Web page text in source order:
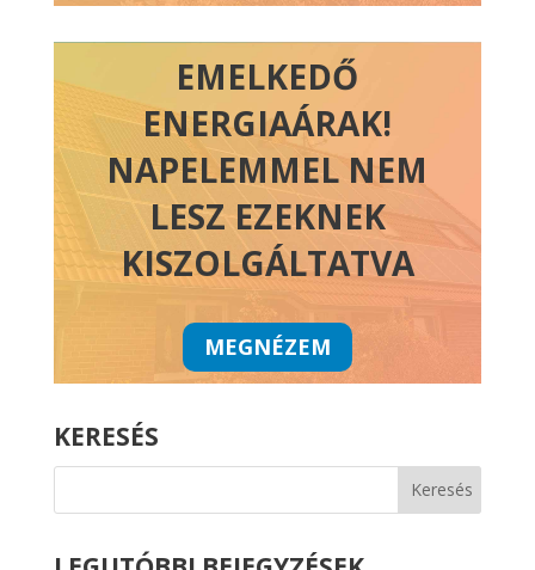
EMELKEDŐ
ENERGIAÁRAK!
NAPELEMMEL NEM
LESZ EZEKNEK
KISZOLGÁLTATVA
MEGNÉZEM
KERESÉS